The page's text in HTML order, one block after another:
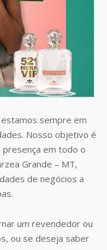
sempre em
Nosso objetivo é
presença em todo o
Grande – MT,
de negócios a
um revendedor ou
ou se deseja saber